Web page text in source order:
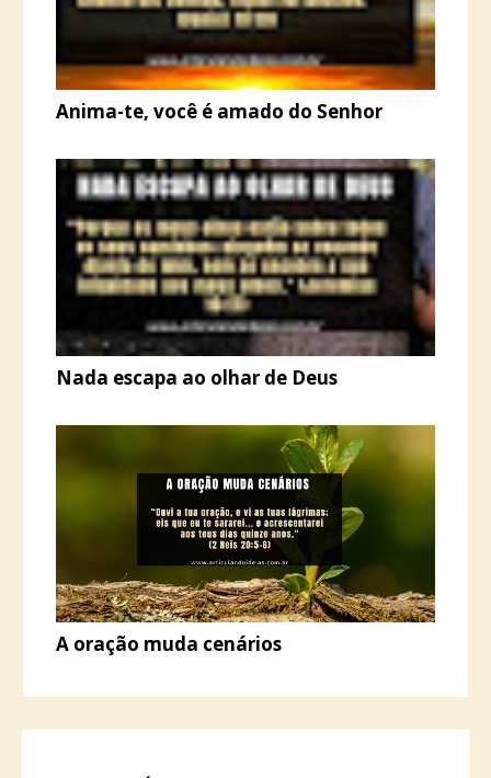
Anima-te, você é amado do Senhor
Nada escapa ao olhar de Deus
A oração muda cenários